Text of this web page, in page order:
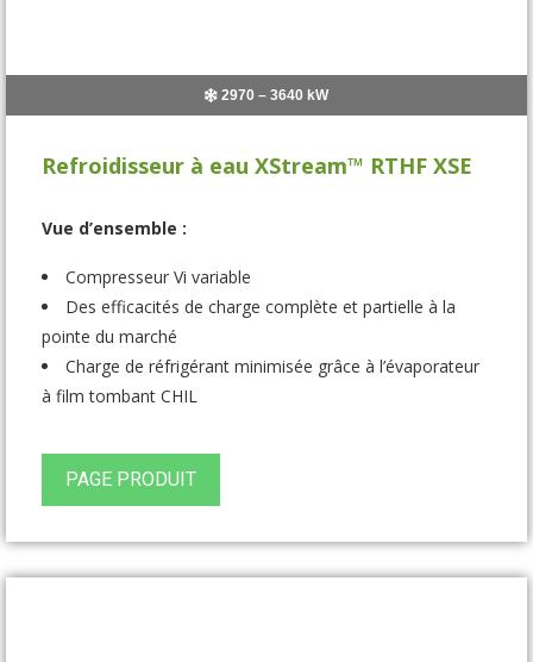
2970 – 3640 kW
Refroidisseur à eau XStream™ RTHF XSE
Vue d’ensemble :
Compresseur Vi variable
Des efficacités de charge complète et partielle à la
pointe du marché
Charge de réfrigérant minimisée grâce à l’évaporateur
à film tombant CHIL
PAGE PRODUIT